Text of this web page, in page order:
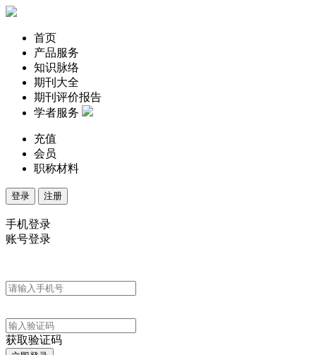
首页
产品服务
知识脉络
期刊大全
期刊评价报告
学者服务
充值
会员
职称材料
登录 注册
手机登录
账号登录
获取验证码